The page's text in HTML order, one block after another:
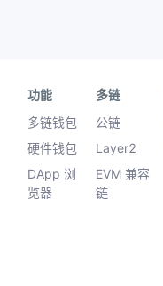
功能
多链钱包
硬件钱包
DApp 浏
览器
多链
公链
Layer2
EVM 兼容
链